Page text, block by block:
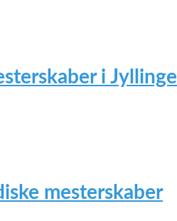
i Jyllinge
mesterskaber